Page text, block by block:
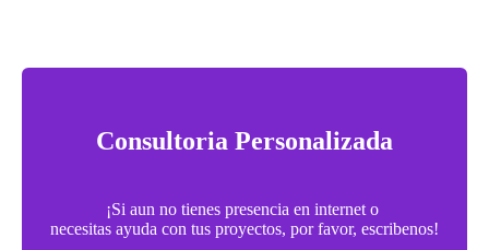
Consultoria Personalizada
¡Si aun no tienes presencia en internet o
necesitas ayuda con tus proyectos, por favor, escribenos!